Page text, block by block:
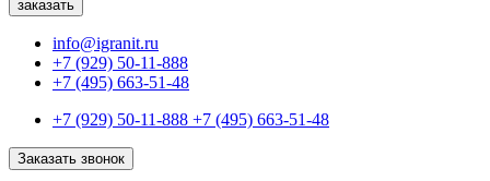
info@igranit.ru
+7 (929) 50-11-888
+7 (495) 663-51-48
+7 (929) 50-11-888 +7 (495) 663-51-48
Заказать звонок